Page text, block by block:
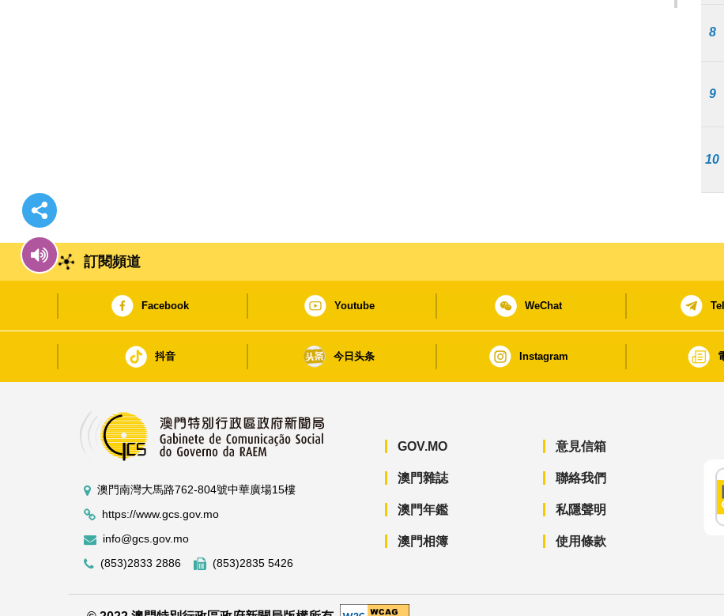
8
9
10
訂閱頻道
Facebook Youtube WeChat
抖音 今日头条 Instagram
澳門南灣大馬路762-804號中華廣場15樓
https://www.gcs.gov.mo
info@gcs.gov.mo
(853)2833 2886
(853)2835 5426
GOV.MO
澳門雜誌
澳門年鑑
澳門相簿
意見信箱
聯絡我們
私隱聲明
使用條款